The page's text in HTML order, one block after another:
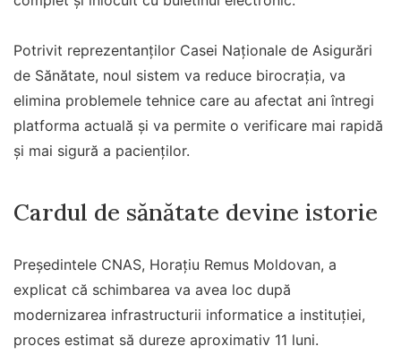
Potrivit reprezentanților Casei Naționale de Asigurări
de Sănătate, noul sistem va reduce birocrația, va
elimina problemele tehnice care au afectat ani întregi
platforma actuală și va permite o verificare mai rapidă
și mai sigură a pacienților.
Cardul de sănătate devine istorie
Președintele CNAS, Horațiu Remus Moldovan, a
explicat că schimbarea va avea loc după
modernizarea infrastructurii informatice a instituției,
proces estimat să dureze aproximativ 11 luni.